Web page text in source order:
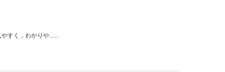
すく，わかりや......